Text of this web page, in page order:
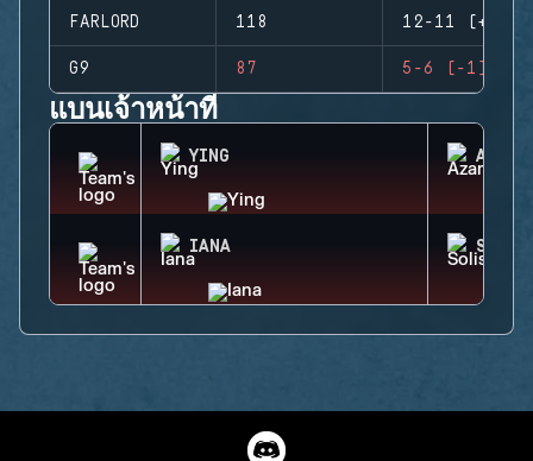
FARLORD 118 12-11 (+1)
G9 87 5-6 (-1)
แบนเจ้าหน้าที่
YING AZAMI
IANA SOLIS